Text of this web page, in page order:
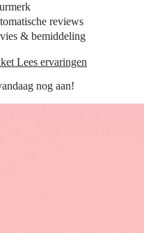
reviews
& bemiddeling
Lees ervaringen
nog aan!